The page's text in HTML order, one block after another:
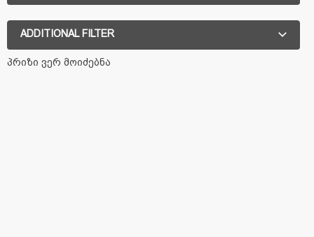
ADDITIONAL FILTER
პრიზი ვერ მოიძებნა